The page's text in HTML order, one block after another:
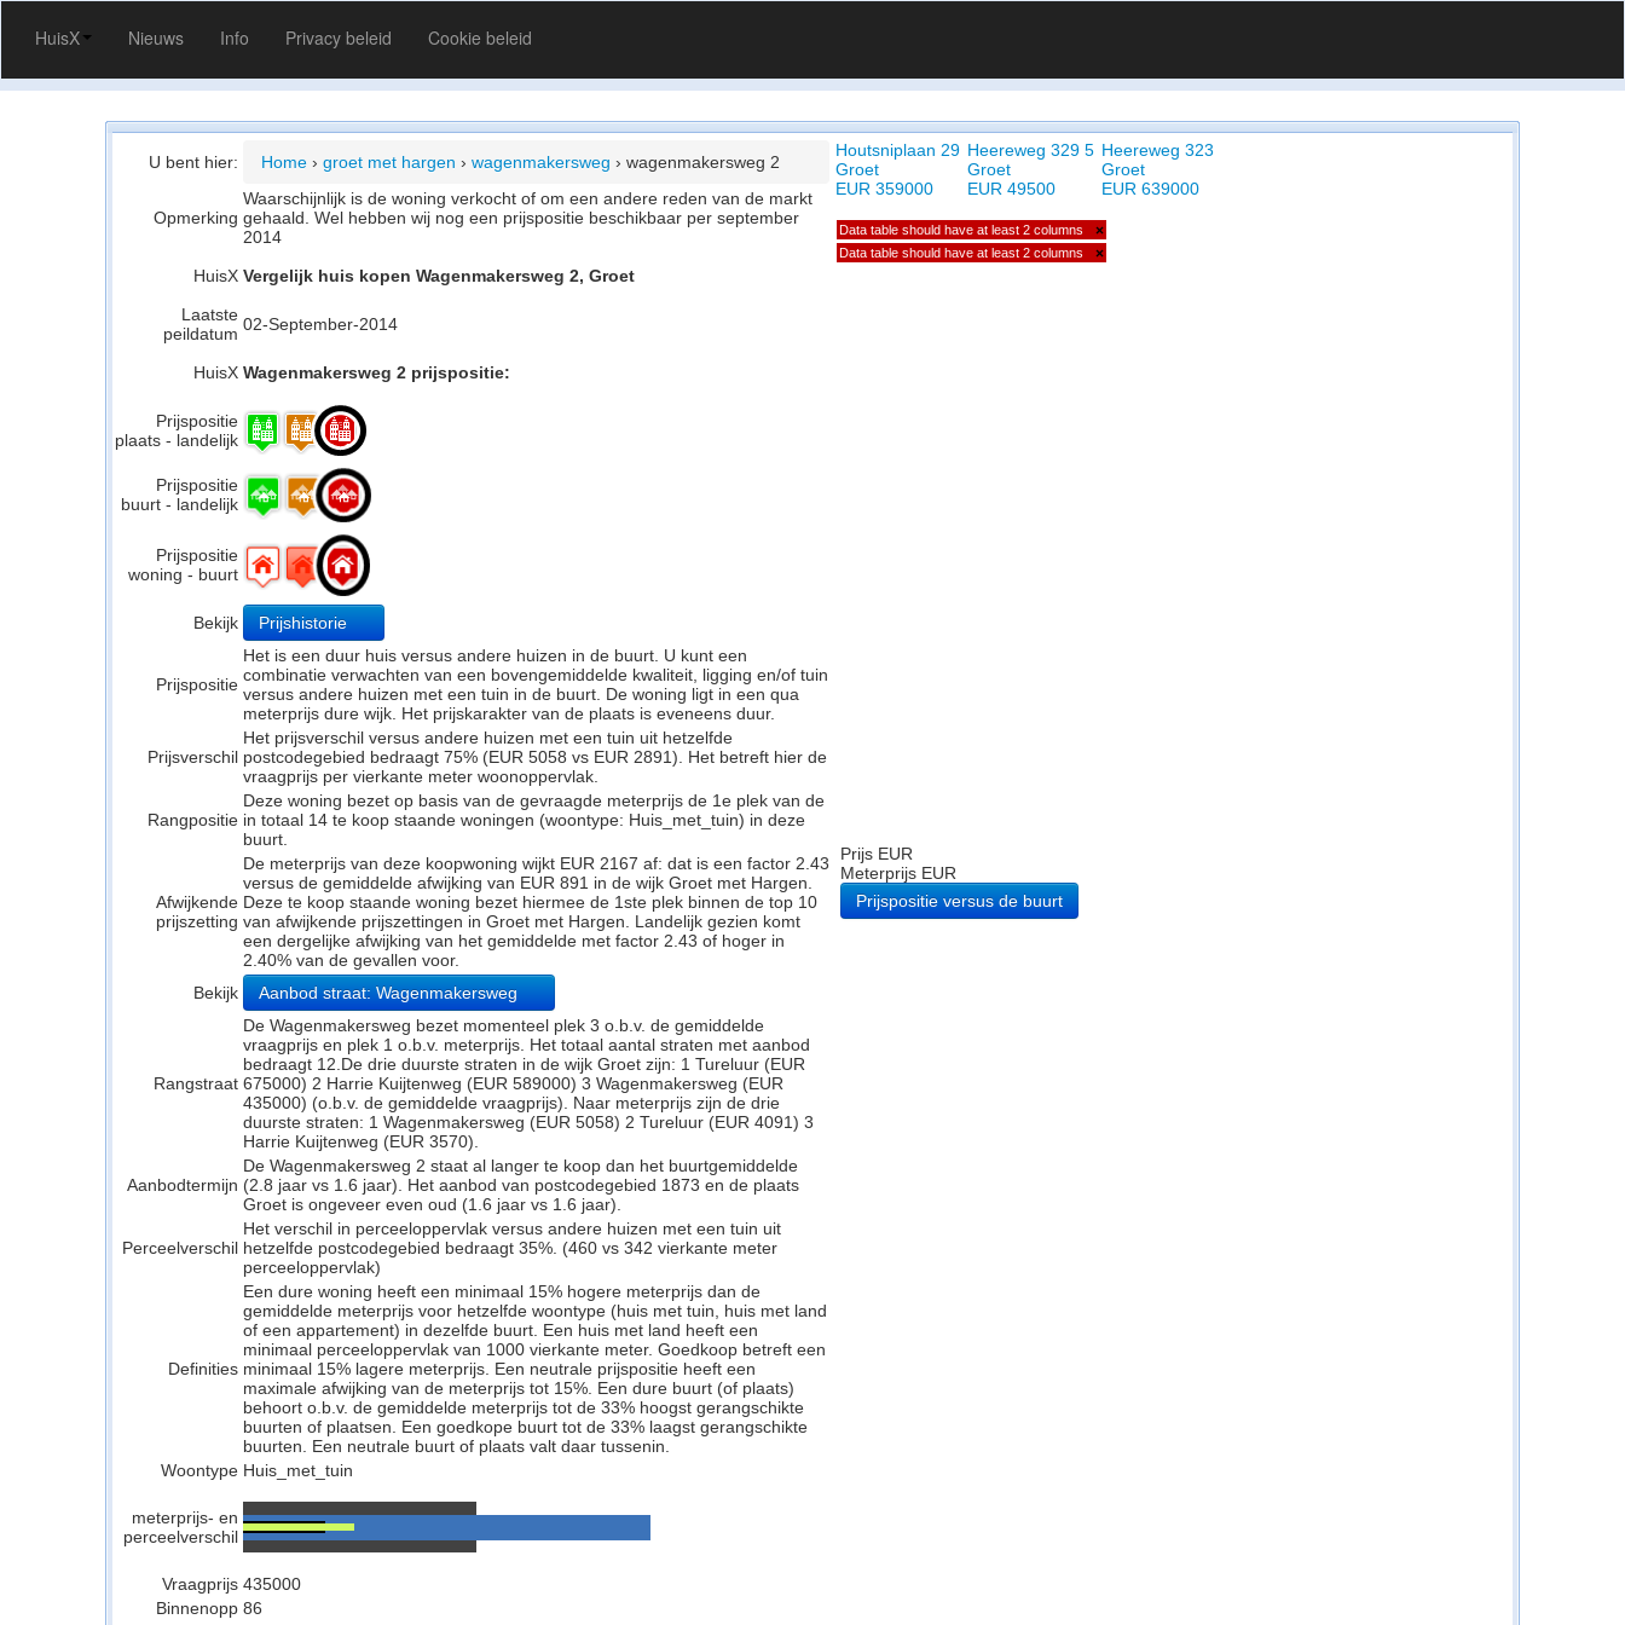
HuisX Nieuws Info Privacy beleid Cookie beleid
U bent hier: Home › groet met hargen › wagenmakersweg › wagenmakersweg 2
Opmerking
Waarschijnlijk is de woning verkocht of om een andere reden van de markt
gehaald. Wel hebben wij nog een prijspositie beschikbaar per september
2014
HuisX Vergelijk huis kopen Wagenmakersweg 2, Groet
Laatste
peildatum 02-September-2014
HuisX Wagenmakersweg 2 prijspositie:
Prijspositie
plaats - landelijk
Prijspositie
buurt - landelijk
Prijspositie
woning - buurt
Bekijk Prijshistorie
Prijspositie
Het is een duur huis versus andere huizen in de buurt. U kunt een
combinatie verwachten van een bovengemiddelde kwaliteit, ligging en/of tuin
versus andere huizen met een tuin in de buurt. De woning ligt in een qua
meterprijs dure wijk. Het prijskarakter van de plaats is eveneens duur.
Prijsverschil
Het prijsverschil versus andere huizen met een tuin uit hetzelfde
postcodegebied bedraagt 75% (EUR 5058 vs EUR 2891). Het betreft hier de
vraagprijs per vierkante meter woonoppervlak.
Rangpositie
Deze woning bezet op basis van de gevraagde meterprijs de 1e plek van de
in totaal 14 te koop staande woningen (woontype: Huis_met_tuin) in deze
buurt.
Afwijkende
prijszetting
De meterprijs van deze koopwoning wijkt EUR 2167 af: dat is een factor 2.43
versus de gemiddelde afwijking van EUR 891 in de wijk Groet met Hargen.
Deze te koop staande woning bezet hiermee de 1ste plek binnen de top 10
van afwijkende prijszettingen in Groet met Hargen. Landelijk gezien komt
een dergelijke afwijking van het gemiddelde met factor 2.43 of hoger in
2.40% van de gevallen voor.
Bekijk
Aanbod straat: Wagenmakersweg
Rangstraat
De Wagenmakersweg bezet momenteel plek 3 o.b.v. de gemiddelde
vraagprijs en plek 1 o.b.v. meterprijs. Het totaal aantal straten met aanbod
bedraagt 12.De drie duurste straten in de wijk Groet zijn: 1 Tureluur (EUR
675000) 2 Harrie Kuijtenweg (EUR 589000) 3 Wagenmakersweg (EUR
435000) (o.b.v. de gemiddelde vraagprijs). Naar meterprijs zijn de drie
duurste straten: 1 Wagenmakersweg (EUR 5058) 2 Tureluur (EUR 4091) 3
Harrie Kuijtenweg (EUR 3570).
Aanbodtermijn
De Wagenmakersweg 2 staat al langer te koop dan het buurtgemiddelde
(2.8 jaar vs 1.6 jaar). Het aanbod van postcodegebied 1873 en de plaats
Groet is ongeveer even oud (1.6 jaar vs 1.6 jaar).
Perceelverschil
Het verschil in perceeloppervlak versus andere huizen met een tuin uit
hetzelfde postcodegebied bedraagt 35%. (460 vs 342 vierkante meter
perceeloppervlak)
Definities
Een dure woning heeft een minimaal 15% hogere meterprijs dan de
gemiddelde meterprijs voor hetzelfde woontype (huis met tuin, huis met land
of een appartement) in dezelfde buurt. Een huis met land heeft een
minimaal perceeloppervlak van 1000 vierkante meter. Goedkoop betreft een
minimaal 15% lagere meterprijs. Een neutrale prijspositie heeft een
maximale afwijking van de meterprijs tot 15%. Een dure buurt (of plaats)
behoort o.b.v. de gemiddelde meterprijs tot de 33% hoogst gerangschikte
buurten of plaatsen. Een goedkope buurt tot de 33% laagst gerangschikte
buurten. Een neutrale buurt of plaats valt daar tussenin.
Woontype Huis_met_tuin
meterprijs- en
perceelverschil
Vraagprijs 435000
Binnenopp 86
Houtsniplaan 29
Groet
EUR 359000
Heereweg 329 5
Groet
EUR 49500
Heereweg 323
Groet
EUR 639000
Data table should have at least 2 columns ×
Data table should have at least 2 columns ×
Prijs EUR
Meterprijs EUR
Prijspositie versus de buurt